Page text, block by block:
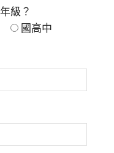
級？
國高中